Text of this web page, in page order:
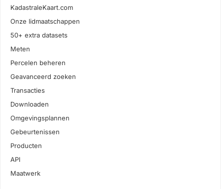
KadastraleKaart.com
Onze lidmaatschappen
50+ extra datasets
Meten
Percelen beheren
Geavanceerd zoeken
Transacties
Downloaden
Omgevingsplannen
Gebeurtenissen
Producten
API
Maatwerk